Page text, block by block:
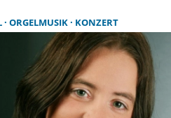
einem Orgelkonzert der etwas
ORGELMUSIK KONZERT